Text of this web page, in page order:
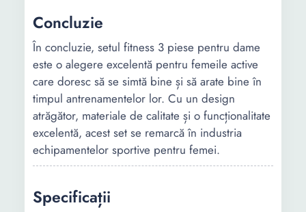
Concluzie
În concluzie, setul fitness 3 piese pentru dame
este o alegere excelentă pentru femeile active
care doresc să se simtă bine și să arate bine în
timpul antrenamentelor lor. Cu un design
atrăgător, materiale de calitate și o funcționalitate
excelentă, acest set se remarcă în industria
echipamentelor sportive pentru femei.
Specificații